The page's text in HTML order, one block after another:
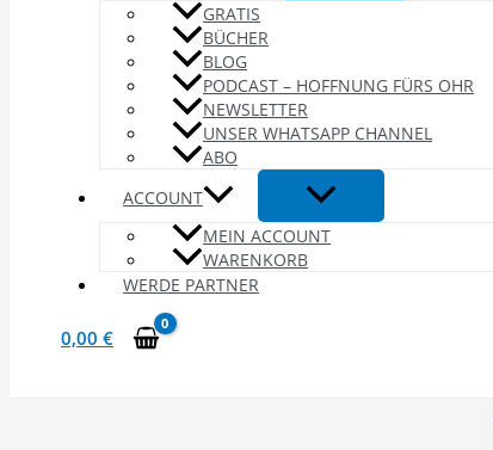
GRATIS
BÜCHER
BLOG
PODCAST – HOFFNUNG FÜRS OHR
NEWSLETTER
UNSER WHATSAPP CHANNEL
ABO
ACCOUNT
MEIN ACCOUNT
WARENKORB
WERDE PARTNER
0,00 €